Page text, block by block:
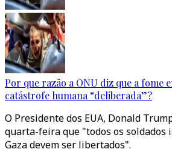
Por que razão a ONU diz que a fome
catástrofe humana “deliberada”?
O Presidente dos EUA, Donald
quarta-feira que "todos os soldados
Gaza devem ser libertados".